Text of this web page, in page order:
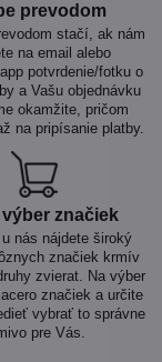
prevodom
stačí, ak nám
na email alebo
potvrdenie/fotku o
a Vašu objednávku
okamžite, pričom
na pripísanie platby.
značiek
nás nájdete široký
značiek krmív
zvierat. Na výber
značiek a určite
vybrať to správne
pre Vás.